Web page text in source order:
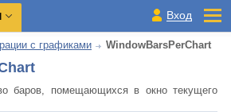
Вход
с графиками WindowBarsPerChart
баров, помещающихся в окно текущего